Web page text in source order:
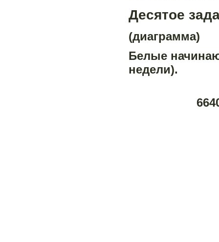
Десятое
(диаграмма)
Белые
недели).